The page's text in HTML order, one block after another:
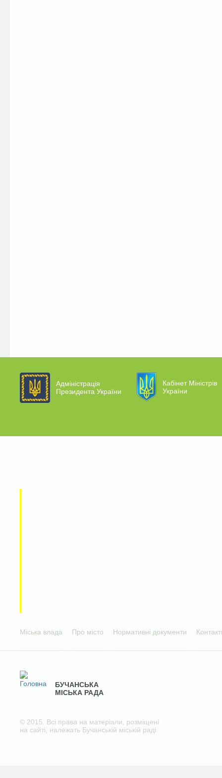
Адміністрація
Президента України
Кабінет Міністрів
України
Міська влада Про місто Нормативні документи
БУЧАНСЬКА
МІСЬКА РАДА
© 2015. Всі права на матеріали, розміщені
на сайті, належать Бучанській міській раді